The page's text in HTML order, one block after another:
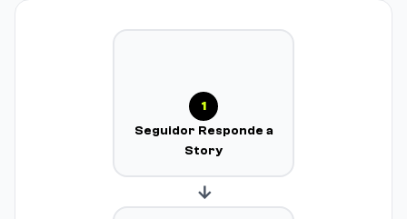
1
Seguidor Responde a
Story
→